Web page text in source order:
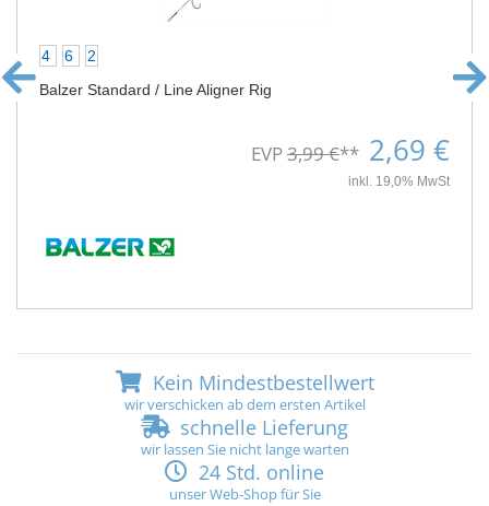
4 6
2
Balzer Standard / Line Aligner Rig
EVP3,99 €** 2,69 €
inkl. 19,0% MwSt
Kein Mindestbestellwert
wir verschicken ab dem ersten Artikel
schnelle Lieferung
wir lassen Sie nicht lange warten
24 Std. online
unser Web-Shop für Sie